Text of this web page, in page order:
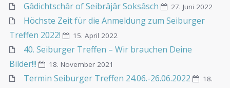
Gâdichtschâr of Seibrâjâr Soksâsch 27. Juni 2022
Höchste Zeit für die Anmeldung zum Seiburger
Treffen 2022!
15. April 2022
40. Seiburger Treffen – Wir brauchen Deine
Bilder!!!
18. November 2021
Termin Seiburger Treffen 24.06.-26.06.2022
18.